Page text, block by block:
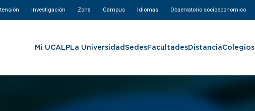
Investigación Zona Campus Idiomas Observatorio socioeconomico
Mi UCALPLa Universidad SedesFacultadesDistanciaColegios